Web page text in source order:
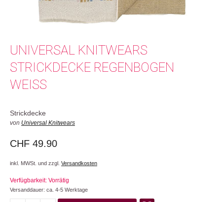
UNIVERSAL KNITWEARS
STRICKDECKE REGENBOGEN
WEISS
Strickdecke
von Universal Knitwears
CHF 49.90
inkl. MWSt. und zzgl. Versandkosten
Verfügbarkeit: Vorrätig
Versanddauer: ca. 4-5 Werktage